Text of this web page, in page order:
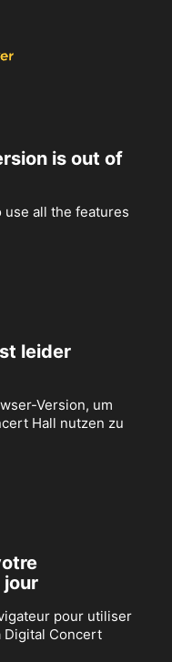
is out of
all the features
leider
Version, um
Hall nutzen zu
jour
pour utiliser
Digital Concert